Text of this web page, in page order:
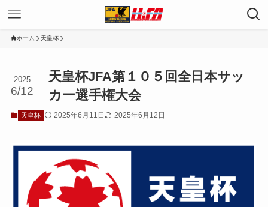
ホーム 天皇杯
天皇杯JFA第１０５回全日本サッ
カー選手権大会
2025
6/12
天皇杯 2025年6月11日 2025年6月12日